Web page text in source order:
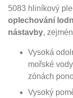
5083 hliníkový
oplechování
nástavby,
Vysoká
mořské
zónách
Vysoký